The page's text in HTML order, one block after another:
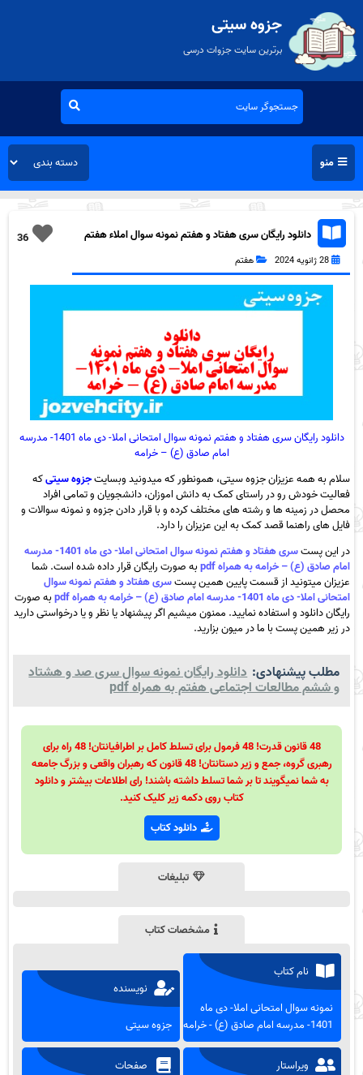
جزوه سیتی
برترین سایت جزوات درسی
منو
36
دانلود رایگان سری هفتاد و هفتم نمونه سوال املاء هفتم
28 ژانویه 2024 هفتم
دانلود رایگان سری هفتاد و هفتم نمونه سوال امتحانی املا- دی ماه 1401- مدرسه
امام صادق (ع) – خرامه
سلام به همه عزیزان جزوه سیتی، همونطور که میدونید وبسایتجزوه سیتیکه
فعالیت خودش رو در راستای کمک به دانش اموزان، دانشجویان و تمامی افراد
محصل در زمینه ها و رشته های مختلف کرده و با قرار دادن جزوه و نمونه سوالات و
فایل های راهنما قصد کمک به این عزیزان را دارد.
در این پست
سری هفتاد و هفتم نمونه سوال امتحانی املا- دی ماه 1401- مدرسه
امام صادق (ع) – خرامه به همراه pdf
به صورت رایگان قرار داده شده است. شما
عزیزان میتونید از قسمت پایین همین پستسری هفتاد و هفتم نمونه سوال
امتحانی املا- دی ماه 1401- مدرسه امام صادق (ع) – خرامه به همراه pdf
به صورت
رایگان دانلود و استفاده نمایید. ممنون میشیم اگر پیشنهاد یا نظر و یا درخواستی دارید
در زیر همین پست با ما در میون بزارید.
مطلب پیشنهادی: دانلود رایگان نمونه سوال سری صد و هشتاد
و ششم مطالعات اجتماعی هفتم به همراه pdf
48 قانون قدرت! 48 فرمول برای تسلط کامل بر اطرافیانتان! 48 راه برای
رهبری گروه، جمع و زیر دستانتان! 48 قانون که رهبران واقعی و بزرگ جامعه
به شما نمیگویند تا بر شما تسلط داشته باشند! رای اطلاعات بیشتر و دانلود
کتاب روی دکمه زیر کلیک کنید.
دانلود کتاب
تبلیغات
مشخصات کتاب
نام کتاب
نمونه سوال امتحانی املا- دی ماه
1401- مدرسه امام صادق (ع) - خرامه
نویسنده
جزوه سیتی
ویراستار صفحات